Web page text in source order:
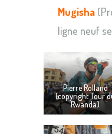
Mugisha
ligne neuf
Pierre Rolland
(copyright Tour
Rwanda)